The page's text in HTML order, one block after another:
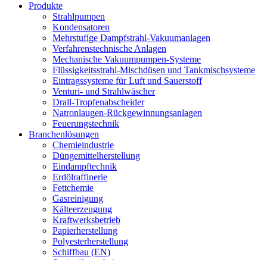
Produkte
Strahlpumpen
Kondensatoren
Mehrstufige Dampfstrahl-Vakuumanlagen
Verfahrenstechnische Anlagen
Mechanische Vakuumpumpen-Systeme
Flüssigkeitsstrahl-Mischdüsen und Tankmischsysteme
Eintragssysteme für Luft und Sauerstoff
Venturi- und Strahlwäscher
Drall-Tropfenabscheider
Natronlaugen-Rückgewinnungsanlagen
Feuerungstechnik
Branchenlösungen
Chemieindustrie
Düngemittelherstellung
Eindampftechnik
Erdölraffinerie
Fettchemie
Gasreinigung
Kälteerzeugung
Kraftwerksbetrieb
Papierherstellung
Polyesterherstellung
Schiffbau (EN)